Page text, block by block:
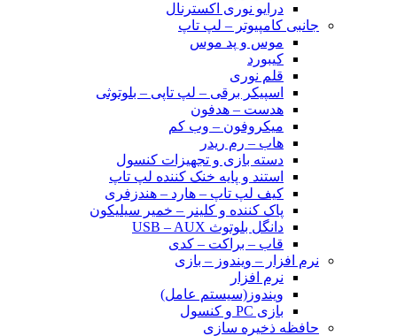
درایو نوری اکسترنال
جانبی کامپیوتر – لپ تاپ
موس و پد موس
کیبورد
قلم نوری
اسپیکر برقی – لپ تاپی – بلوتوثی
هدست – هدفون
میکروفون – وب کم
هاب – رم ریدر
دسته بازی و تجهیزات کنسول
استند و پایه خنک کننده لپ تاپ
کیف لپ تاپ – هارد – هندزفری
پاک کننده و کلینر – خمیر سیلیکون
دانگل بلوتوث USB – AUX
قاب – براکت – کدی
نرم افزار – ویندوز – بازی
نرم افزار
ویندوز(سیستم عامل)
بازی PC و کنسول
حافظه ذخیره سازی